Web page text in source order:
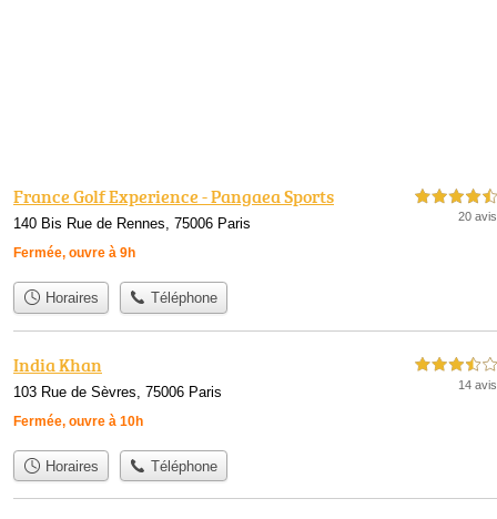
France Golf Experience - Pangaea Sports
140 Bis Rue de Rennes, 75006 Paris
Fermée, ouvre à 9h
4,5 étoiles sur 5
20 avis
Horaires Téléphone
India Khan
103 Rue de Sèvres, 75006 Paris
Fermée, ouvre à 10h
3,5 étoiles sur 5
14 avis
Horaires Téléphone